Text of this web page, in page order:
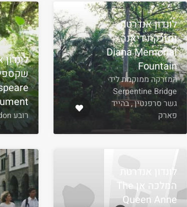
לונדון אנדרטת
ומזרקת דיאנה
Diana Memorial
Fountain
המזרקה ממוקמת ליד
גשר סרפנטין , בהייד
פארק
רובע City of London
לונדון אנדרטת
המלכה אן The
Queen Anne